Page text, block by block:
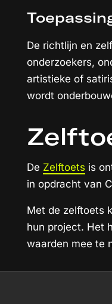
De richtlijn en
onderzoekers,
artistieke of
wordt
De Zelftoets is
in opdracht van
Met de zelftoets
hun project. Het
waarden mee te